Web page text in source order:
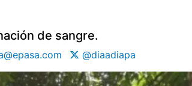
de sangre.
@diaadiapa